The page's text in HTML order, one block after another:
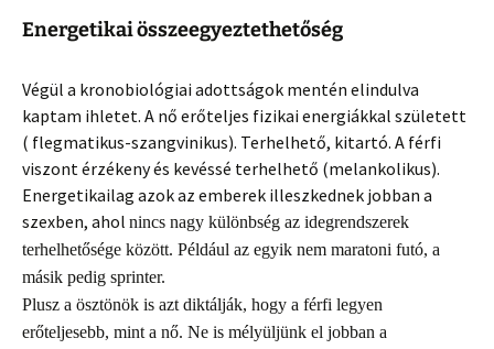
Energetikai összeegyeztethetőség
Végül a kronobiológiai adottságok mentén elindulva
kaptam ihletet. A nő erőteljes fizikai energiákkal született
( flegmatikus-szangvinikus). Terhelhető, kitartó. A férfi
viszont érzékeny és kevéssé terhelhető (melankolikus).
Energetikailag azok az emberek illeszkednek jobban a
szexben, ahol nincs nagy különbség az idegrendszerek
terhelhetősége között. Például az egyik nem maratoni futó, a
másik pedig sprinter.
Plusz a ösztönök is azt diktálják, hogy a férfi legyen
erőteljesebb, mint a nő. Ne is mélyüljünk el jobban a